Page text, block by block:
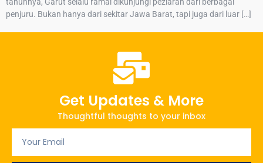
tahunnya, Garut selalu ramai dikunjungi peziarah dari berbagai
penjuru. Bukan hanya dari sekitar Jawa Barat, tapi juga dari luar […]
Get Updates & More
Thoughtful thoughts to your inbox